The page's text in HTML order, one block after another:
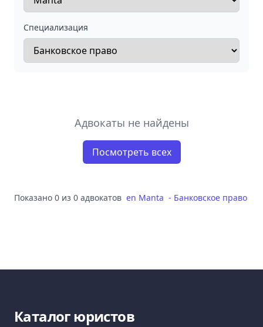
Специализация
Адвокаты не найдены
Посмотреть всех
Показано 0 из 0 адвокатов en Manta - Банковское право
Каталог юристов